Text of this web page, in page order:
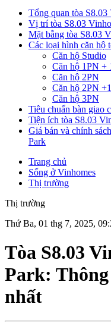
Tổng quan tòa
Vị trí tòa S8.03
Mặt bằng tòa S8.03
Các loại hình căn hộ
Căn hộ Studio
Căn hộ 1PN +
Căn hộ 2PN
Căn hộ 2PN +1
Căn hộ 3PN
Tiêu chuẩn bàn giao
Tiện ích tòa S8.03
Giá bán và chính
Park
Trang chủ
Sống ở Vinhomes
Thị trường
Thị trường
Thứ Ba, 01 thg 7, 2025,
Tòa S8.03
Park:
nhất